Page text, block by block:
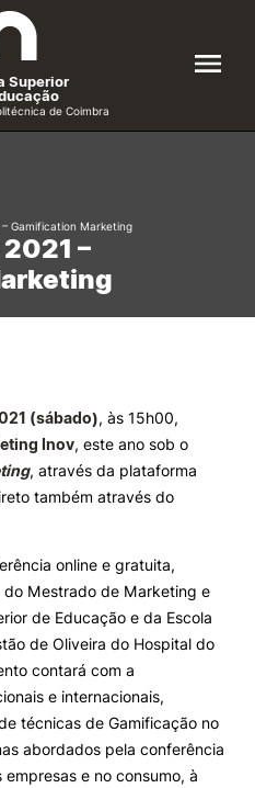
Superior
de Coimbra
–
Gamification Marketing
(sábado), às 15h00,
Inov, este ano sob o
, através da plataforma
também através do
online e gratuita,
Mestrado de Marketing e
de Educação e da Escola
de Oliveira do Hospital do
contará com a
e internacionais,
técnicas de Gamificação no
abordados pela conferência
e no consumo, à